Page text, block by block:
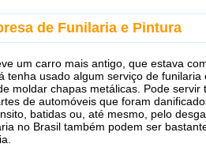
de Funilaria e Pintura
um carro mais antigo, que estava
tenha usado algum serviço de funilaria
moldar chapas metálicas. Pode servir
de automóveis que foram
batidas ou, até mesmo, pelo
no Brasil também podem ser